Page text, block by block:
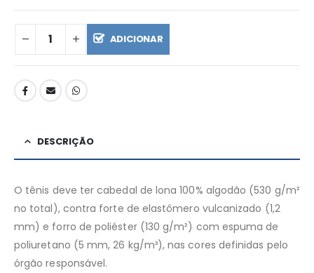
ADICIONAR
DESCRIÇÃO
O tênis deve ter cabedal de lona 100% algodão (530 g/m²
no total), contra forte de elastômero vulcanizado (1,2
mm) e forro de poliéster (130 g/m²) com espuma de
poliuretano (5 mm, 26 kg/m³), nas cores definidas pelo
órgão responsável.